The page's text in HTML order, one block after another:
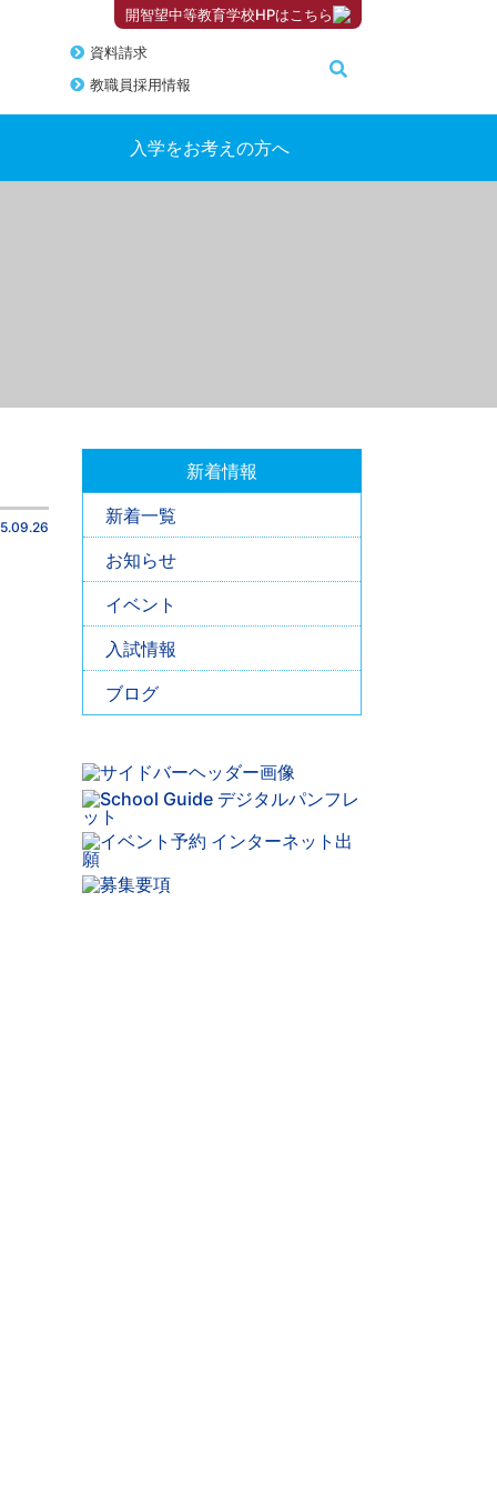
開智望中等教育学校HPはこちら
資料請求
教職員採用情報
入学をお考えの方へ
新着情報
新着一覧
お知らせ
イベント
入試情報
ブログ